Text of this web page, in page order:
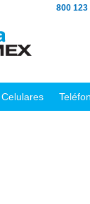
800 123
Celulares